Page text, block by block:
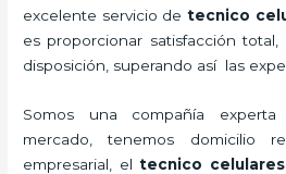
excelente servicio detecnico
es proporcionar satisfacción total,
disposición, superando así las
Somos una compañía
mercado, tenemos domicilio
empresarial, eltecnico